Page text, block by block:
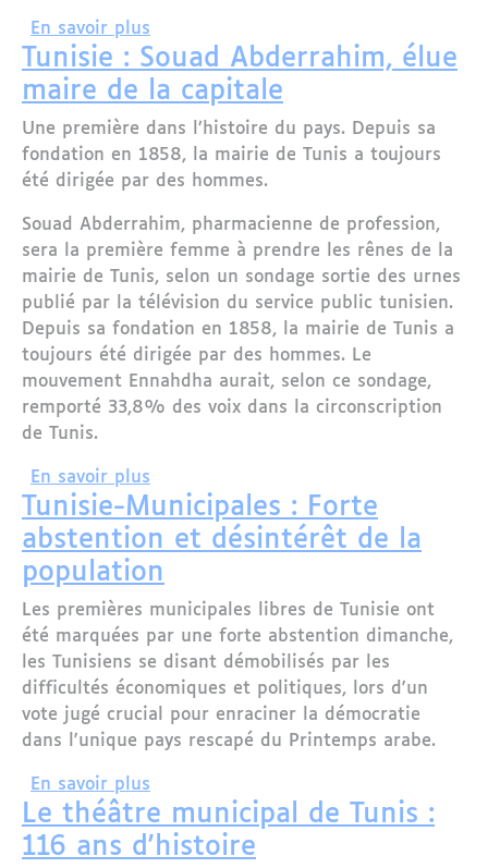
En savoir plus
Tunisie : Souad Abderrahim, élue
maire de la capitale
Une première dans l’histoire du pays. Depuis sa
fondation en 1858, la mairie de Tunis a toujours
été dirigée par des hommes.
Souad Abderrahim, pharmacienne de profession,
sera la première femme à prendre les rênes de la
mairie de Tunis, selon un sondage sortie des urnes
publié par la télévision du service public tunisien.
Depuis sa fondation en 1858, la mairie de Tunis a
toujours été dirigée par des hommes. Le
mouvement Ennahdha aurait, selon ce sondage,
remporté 33,8% des voix dans la circonscription
de Tunis.
En savoir plus
Tunisie-Municipales : Forte
abstention et désintérêt de la
population
Les premières municipales libres de Tunisie ont
été marquées par une forte abstention dimanche,
les Tunisiens se disant démobilisés par les
difficultés économiques et politiques, lors d'un
vote jugé crucial pour enraciner la démocratie
dans l'unique pays rescapé du Printemps arabe.
En savoir plus
Le théâtre municipal de Tunis :
116 ans d'histoire